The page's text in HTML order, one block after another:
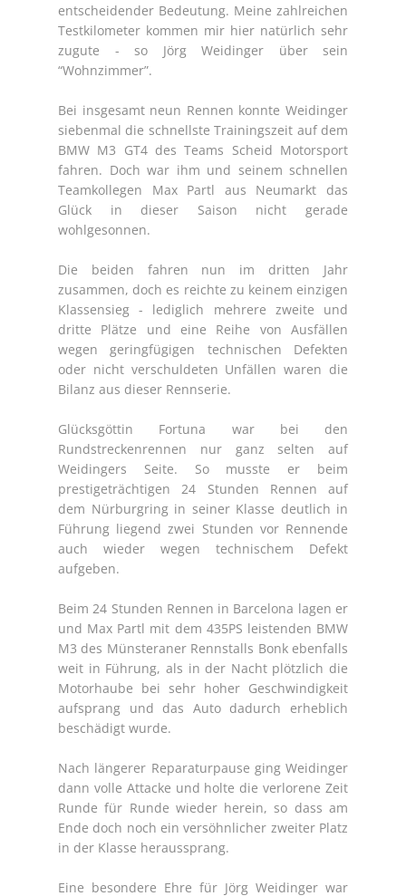
entscheidender Bedeutung. Meine zahlreichen
Testkilometer kommen mir hier natürlich sehr
zugute - so Jörg Weidinger über sein
“Wohnzimmer”.
Bei insgesamt neun Rennen konnte Weidinger
siebenmal die schnellste Trainingszeit auf dem
BMW M3 GT4 des Teams Scheid Motorsport
fahren. Doch war ihm und seinem schnellen
Teamkollegen Max Partl aus Neumarkt das
Glück in dieser Saison nicht gerade
wohlgesonnen.
Die beiden fahren nun im dritten Jahr
zusammen, doch es reichte zu keinem einzigen
Klassensieg - lediglich mehrere zweite und
dritte Plätze und eine Reihe von Ausfällen
wegen geringfügigen technischen Defekten
oder nicht verschuldeten Unfällen waren die
Bilanz aus dieser Rennserie.
Glücksgöttin Fortuna war bei den
Rundstreckenrennen nur ganz selten auf
Weidingers Seite. So musste er beim
prestigeträchtigen 24 Stunden Rennen auf
dem Nürburgring in seiner Klasse deutlich in
Führung liegend zwei Stunden vor Rennende
auch wieder wegen technischem Defekt
aufgeben.
Beim 24 Stunden Rennen in Barcelona lagen er
und Max Partl mit dem 435PS leistenden BMW
M3 des Münsteraner Rennstalls Bonk ebenfalls
weit in Führung, als in der Nacht plötzlich die
Motorhaube bei sehr hoher Geschwindigkeit
aufsprang und das Auto dadurch erheblich
beschädigt wurde.
Nach längerer Reparaturpause ging Weidinger
dann volle Attacke und holte die verlorene Zeit
Runde für Runde wieder herein, so dass am
Ende doch noch ein versöhnlicher zweiter Platz
in der Klasse heraussprang.
Eine besondere Ehre für Jörg Weidinger war